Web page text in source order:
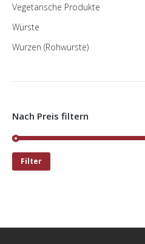
Vegetarische Produkte
Würste
Wurzen (Rohwürste)
Nach Preis filtern
Filter